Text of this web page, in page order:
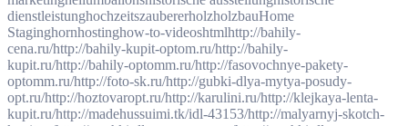
dienstleistunghochzeitszaubererholzholzbauHome
Staginghornhostinghow-to-videoshtmlhttp://bahily-
cena.ru/http://bahily-kupit-optom.ru/http://bahily-
kupit.ru/http://bahily-optomm.ru/http://fasovochnye-pakety-
optomm.ru/http://foto-sk.ru/http://gubki-dlya-mytya-posudy-
opt.ru/http://hoztovaropt.ru/http://karulini.ru/http://klejkaya-lenta-
kupit.ru/http://madehussuimi.tk/idl-43153/http://malyarnyj-skotch-